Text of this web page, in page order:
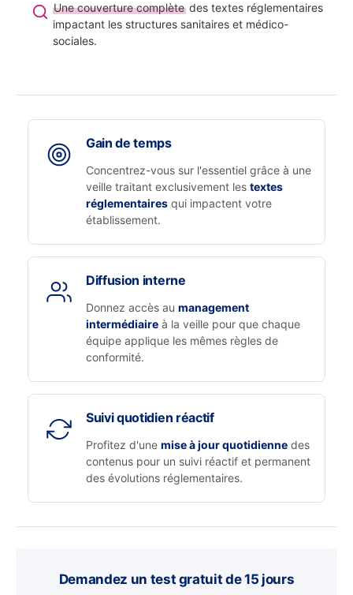
Une couverture complètedes textes réglementaires
impactant les structures sanitaires et médico-
sociales.
Gain de temps
Concentrez-vous sur l'essentiel grâce à une
veille traitant exclusivement les textes
réglementaires qui impactent votre
établissement.
Diffusion interne
Donnez accès au management
intermédiaire à la veille pour que chaque
équipe applique les mêmes règles de
conformité.
Suivi quotidien réactif
Profitez d'une mise à jour quotidienne des
contenus pour un suivi réactif et permanent
des évolutions réglementaires.
Demandez un test gratuit de 15 jours